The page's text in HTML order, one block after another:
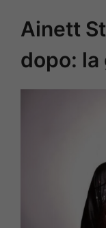
Ainett
dopo: la